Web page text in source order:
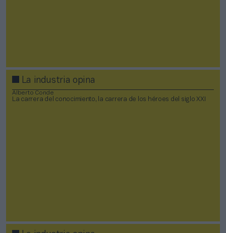
La industria opina
Alberto Conde
La carrera del conocimiento, la carrera de los héroes del siglo XXI